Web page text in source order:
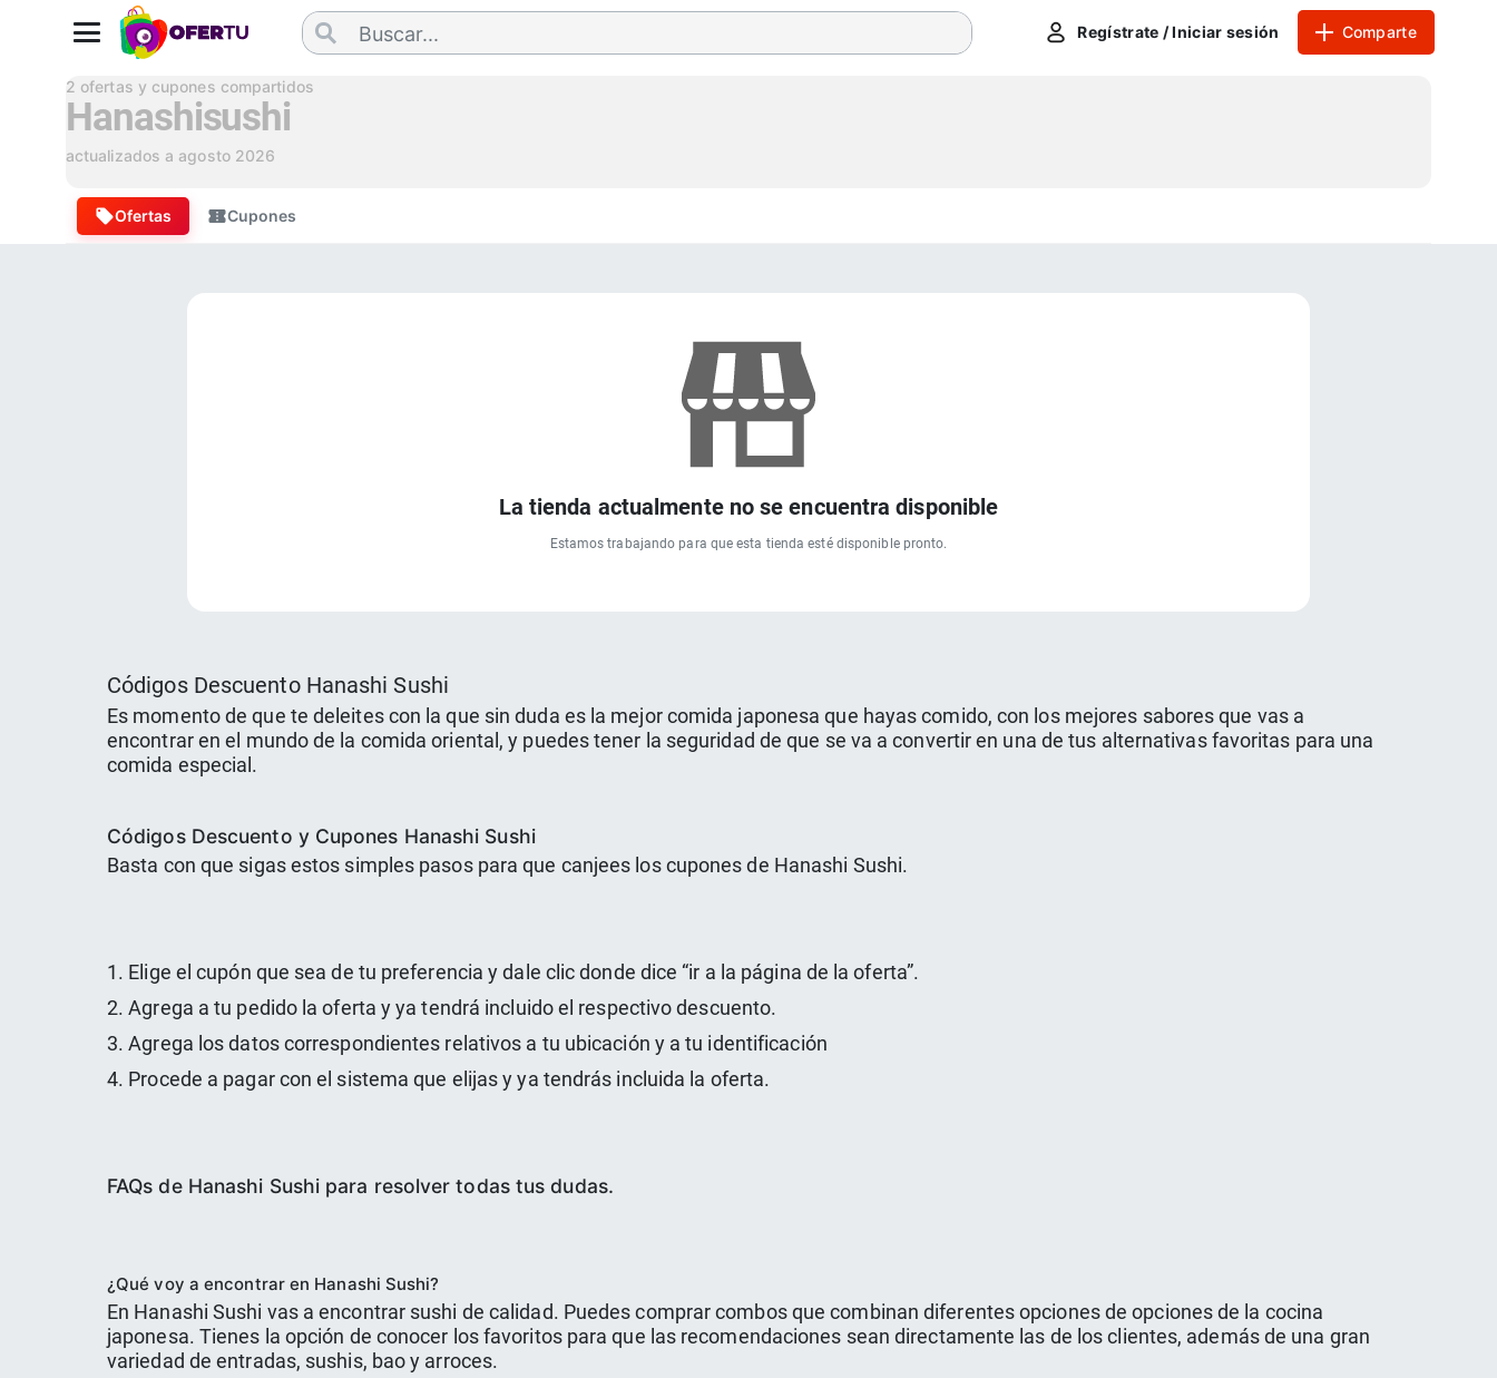
Regístrate / Iniciar sesión Comparte
2 ofertas y cupones compartidos
Hanashisushi
actualizados a agosto 2026
Ofertas Cupones
La tienda actualmente no se encuentra disponible
Estamos trabajando para que esta tienda esté disponible pronto.
Códigos Descuento Hanashi Sushi
Es momento de que te deleites con la que sin duda es la mejor comida japonesa que hayas comido, con los mejores sabores que vas a
encontrar en el mundo de la comida oriental, y puedes tener la seguridad de que se va a convertir en una de tus alternativas favoritas para una
comida especial.
Códigos Descuento y Cupones Hanashi Sushi
Basta con que sigas estos simples pasos para que canjees los cupones de Hanashi Sushi.
1. Elige el cupón que sea de tu preferencia y dale clic donde dice “ir a la página de la oferta”.
2. Agrega a tu pedido la oferta y ya tendrá incluido el respectivo descuento.
3. Agrega los datos correspondientes relativos a tu ubicación y a tu identificación
4. Procede a pagar con el sistema que elijas y ya tendrás incluida la oferta.
FAQs de Hanashi Sushi para resolver todas tus dudas.
¿Qué voy a encontrar en Hanashi Sushi?
En Hanashi Sushi vas a encontrar sushi de calidad. Puedes comprar combos que combinan diferentes opciones de opciones de la cocina
japonesa. Tienes la opción de conocer los favoritos para que las recomendaciones sean directamente las de los clientes, además de una gran
variedad de entradas, sushis, bao y arroces.